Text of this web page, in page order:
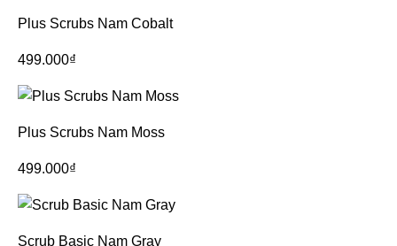
Plus Scrubs Nam Cobalt
499.000₫
Plus Scrubs Nam Moss
499.000₫
Scrub Basic Nam Gray